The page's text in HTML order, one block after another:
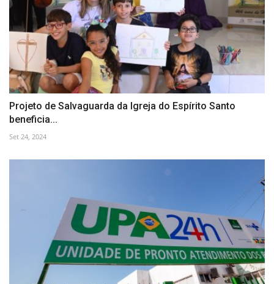
Projeto de Salvaguarda da Igreja do Espírito Santo
beneficia...
Set 24, 2024